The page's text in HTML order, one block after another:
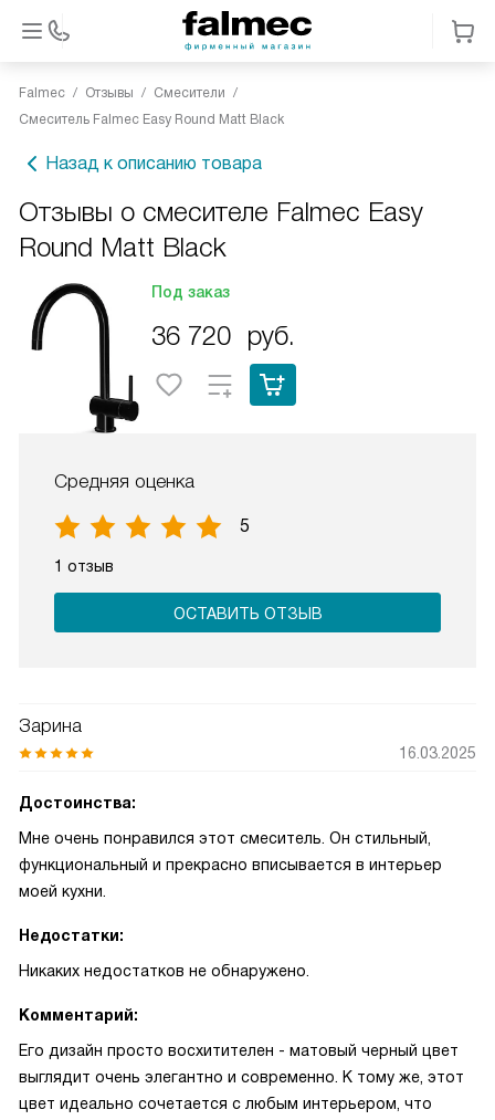
Falmec Отзывы
Смесители
Смеситель Falmec Easy Round Matt Black
Назад к описанию товара
Отзывы о смесителе Falmec Easy
Round Matt Black
Под заказ
36 720 руб.
Средняя оценка
5
1 отзыв
ОСТАВИТЬ ОТЗЫВ
Зарина
16.03.2025
Достоинства:
Мне очень понравился этот смеситель. Он стильный,
функциональный и прекрасно вписывается в интерьер
моей кухни.
Недостатки:
Никаких недостатков не обнаружено.
Комментарий:
Его дизайн просто восхитителен - матовый черный цвет
выглядит очень элегантно и современно. К тому же, этот
цвет идеально сочетается с любым интерьером, что